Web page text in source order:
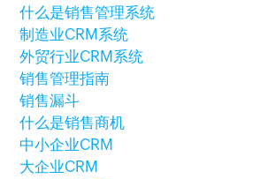
什么是销售管理系统
制造业CRM系统
外贸行业CRM系统
销售管理指南
销售漏斗
什么是销售商机
中小企业CRM
大企业CRM